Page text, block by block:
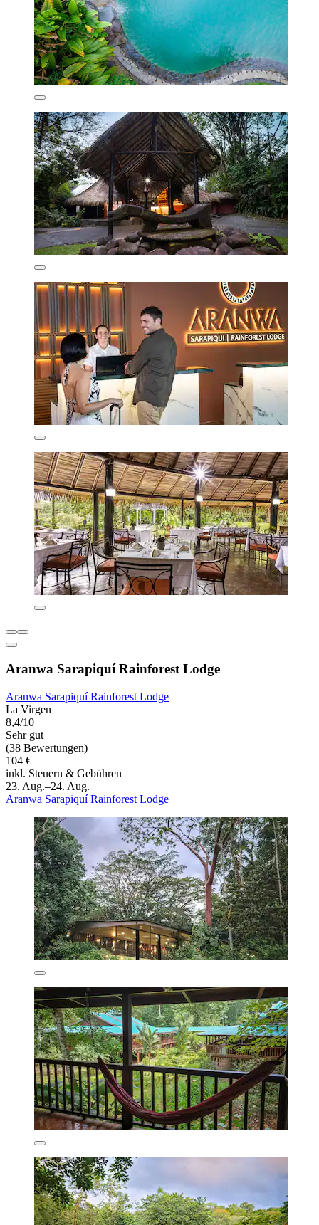
Aranwa Sarapiquí Rainforest Lodge
Aranwa Sarapiquí Rainforest Lodge
La Virgen
8,4/10
Sehr gut
(38 Bewertungen)
104 €
inkl. Steuern & Gebühren
23. Aug.–24. Aug.
Aranwa Sarapiquí Rainforest Lodge